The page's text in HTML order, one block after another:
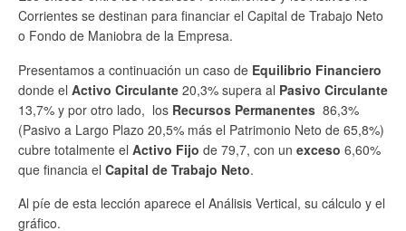
Corrientes se destinan para financiar el Capital de Trabajo Neto
o Fondo de Maniobra de la Empresa.
Presentamos a continuación un caso de Equilibrio Financiero
donde el Activo Circulante 20,3% supera al Pasivo Circulante
13,7% y por otro lado, los Recursos Permanentes 86,3%
(Pasivo a Largo Plazo 20,5% más el Patrimonio Neto de 65,8%)
cubre totalmente el Activo Fijo de 79,7, con un exceso 6,60%
que financia el Capital de Trabajo Neto.
Al píe de esta lección aparece el Análisis Vertical, su cálculo y el
gráfico.